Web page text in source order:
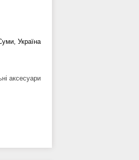
Україна
аксесуари